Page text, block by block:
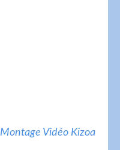
Montage Vidéo Kizoa